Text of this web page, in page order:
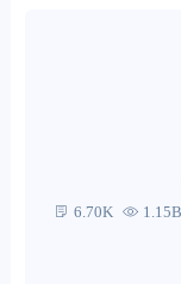
6.70K 1.15B